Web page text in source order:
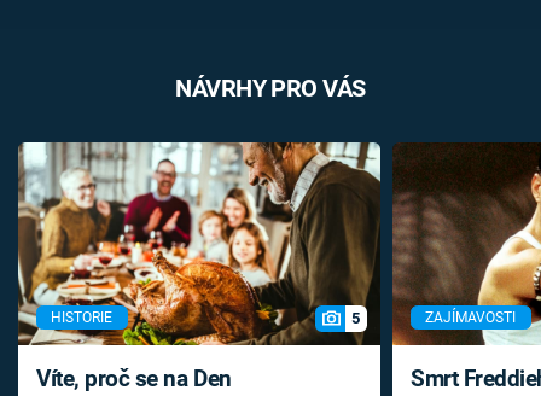
NÁVRHY PRO VÁS
HISTORIE 5
Víte, proč se na Den
ZAJÍMAVOSTI
Smrt